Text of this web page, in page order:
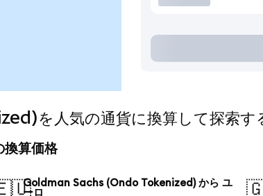
を人気の通貨に換算して探索す
換算価格
Goldman Sachs (Ondo Tokenized) から ユ
ーロ